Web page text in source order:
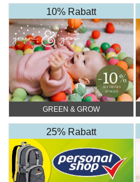
10% Rabatt
GREEN & GROW
25% Rabatt